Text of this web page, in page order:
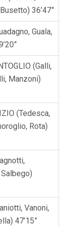
36’47”
Guala,
(Galli,
Manzoni)
(Tedesca,
Rota)
Vanoni,
47’15”